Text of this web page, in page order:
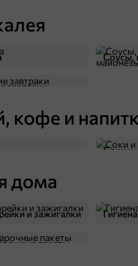
Соусы,
завтраки
кофе и
Соки и
дома
и зажигалки
пакеты